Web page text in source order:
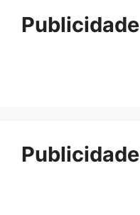
Publicidade
Publicidade